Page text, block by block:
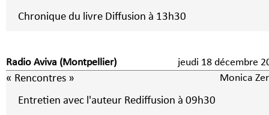
Chronique du livre Diffusion à 13h30
Radio Aviva (Montpellier) jeudi 18 décembre
« Rencontres » Monica
Entretien avec l'auteur Rediffusion à 09h30